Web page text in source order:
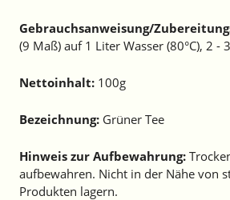
Gebrauchsanweisung/
(9 Maß) auf 1 Liter Wasser (80°C), 2 -
Nettoinhalt: 100g
Bezeichnung: Grüner Tee
Hinweis zur Aufbewahrung:
aufbewahren. Nicht in der Nähe von
Produkten lagern.